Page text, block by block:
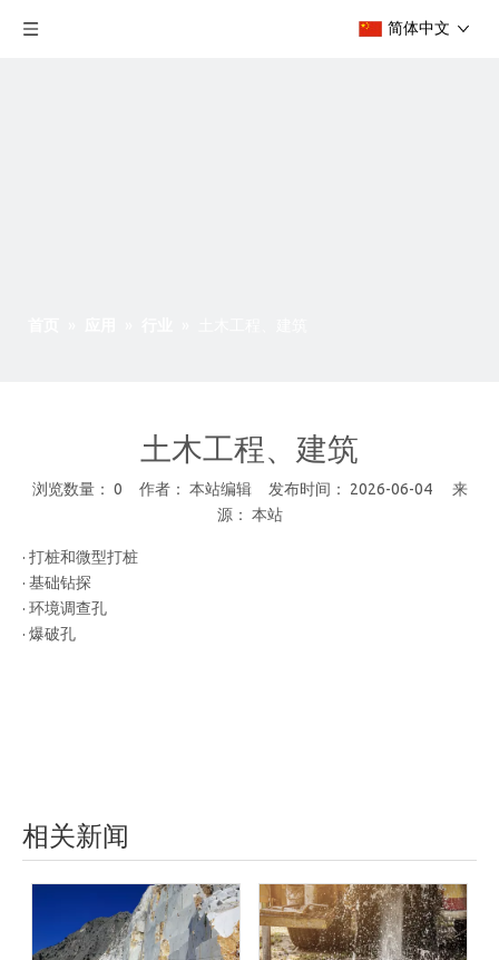
简体中文
土木工程、建筑
浏览数量： 0 作者： 本站编辑 发布时间： 2026-06-04 来
源： 本站
· 打桩和微型打桩
· 基础钻探
· 环境调查孔
· 爆破孔
相关新闻